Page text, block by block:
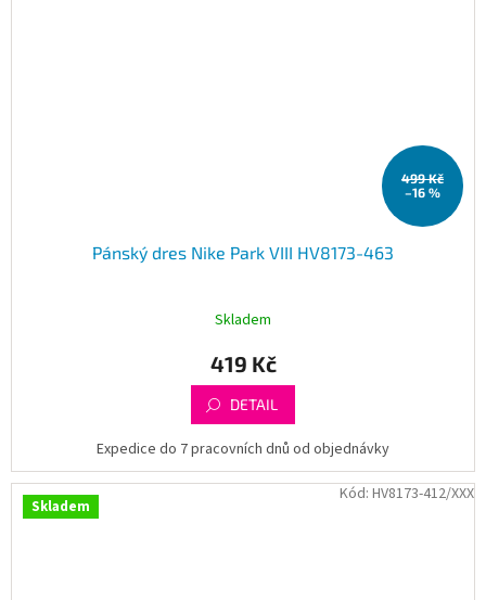
499 Kč
–16 %
Pánský dres Nike Park VIII HV8173-463
Skladem
419 Kč
DETAIL
Expedice do 7 pracovních dnů od objednávky
Skladem
Kód: HV8173-412/XXX